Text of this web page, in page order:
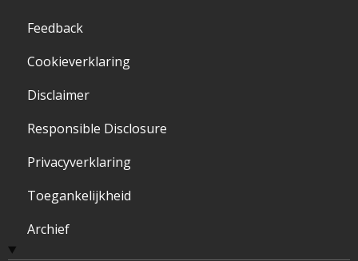
Feedback
Cookieverklaring
Disclaimer
Responsible Disclosure
Privacyverklaring
Toegankelijkheid
Archief